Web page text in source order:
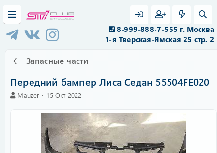
8-999-888-7-555 г. Москва
1-я Тверская-Ямская 25 стр. 2
Запасные части
Передний бампер Лиса Седан 55504FE020
А
Mauzer
C
e
t
o
15 Окт 2022